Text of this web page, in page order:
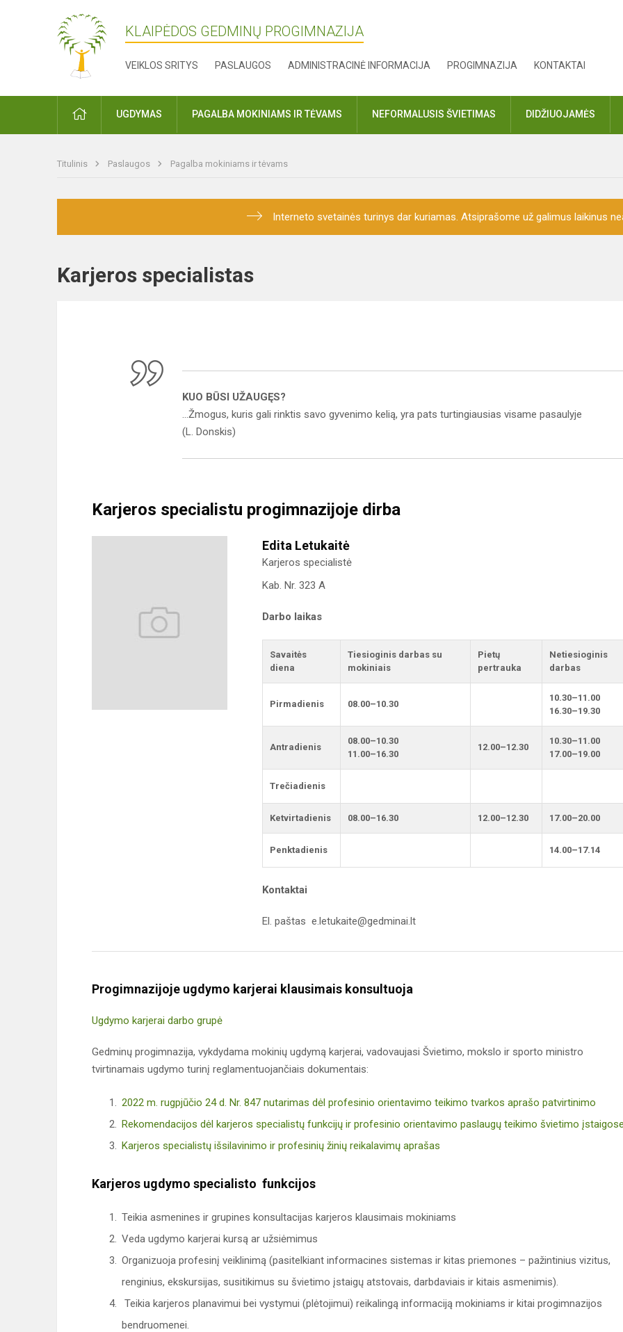
KLAIPĖDOS GEDMINŲ PROGIMNAZIJA
VEIKLOS SRITYS PASLAUGOS ADMINISTRACINĖ INFORMACIJA PROGIMNAZIJA KONTAKTAI
PRADŽIAUGDYMAS PAGALBA MOKINIAMS IR TĖVAMS NEFORMALUSIS ŠVIETIMAS DIDŽIUOJAMĖS
Titulinis Paslaugos Pagalba mokiniams ir tėvams
Interneto svetainės turinys dar kuriamas. Atsiprašome už galimus laikinus
Karjeros specialistas
KUO BŪSI UŽAUGĘS?
...Žmogus, kuris gali rinktis savo gyvenimo kelią, yra pats turtingiausias visame pasaulyje
(L. Donskis)
Karjeros specialistu progimnazijoje dirba
Edita Letukaitė
Karjeros specialistė
Kab. Nr. 323 A
Darbo laikas
Savaitės
diena
Tiesioginis darbas su
mokiniais
Pietų
pertrauka
Netiesioginis
darbas
Pirmadienis 08.00–10.30
10.30–11.00
16.30–19.30
Antradienis
08.00–10.30
11.00–16.30
12.00–12.30
10.30–11.00
17.00–19.00
Trečiadienis
Ketvirtadienis 08.00–16.30 12.00–12.30 17.00–20.00
Penktadienis 14.00–17.14
Kontaktai
El. paštas e.letukaite@gedminai.lt
Progimnazijoje ugdymo karjerai klausimais konsultuoja
Ugdymo karjerai darbo grupė
Gedminų progimnazija, vykdydama mokinių ugdymą karjerai, vadovaujasi Švietimo, mokslo ir sporto ministro
tvirtinamais ugdymo turinį reglamentuojančiais dokumentais:
2022 m. rugpjūčio 24 d. Nr. 847 nutarimas dėl profesinio orientavimo teikimo tvarkos aprašo patvirtinimo
Rekomendacijos dėl karjeros specialistų funkcijų ir profesinio orientavimo paslaugų teikimo švietimo
Karjeros specialistų išsilavinimo ir profesinių žinių reikalavimų aprašas
Karjeros ugdymo specialisto funkcijos
Teikia asmenines ir grupines konsultacijas karjeros klausimais mokiniams
Veda ugdymo karjerai kursą ar užsiėmimus
Organizuoja profesinį veiklinimą (pasitelkiant informacines sistemas ir kitas priemones – pažintinius vizitus,
renginius, ekskursijas, susitikimus su švietimo įstaigų atstovais, darbdaviais ir kitais asmenimis).
Teikia karjeros planavimui bei vystymui (plėtojimui) reikalingą informaciją mokiniams ir kitai progimnazijos
bendruomenei.